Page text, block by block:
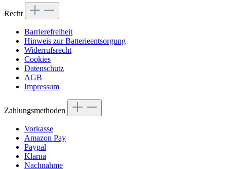
Recht
Barrierefreiheit
Hinweis zur Batterieentsorgung
Widerrufsrecht
Cookies
Datenschutz
AGB
Impressum
Zahlungsmethoden
Vorkasse
Amazon Pay
Paypal
Klarna
Nachnahme